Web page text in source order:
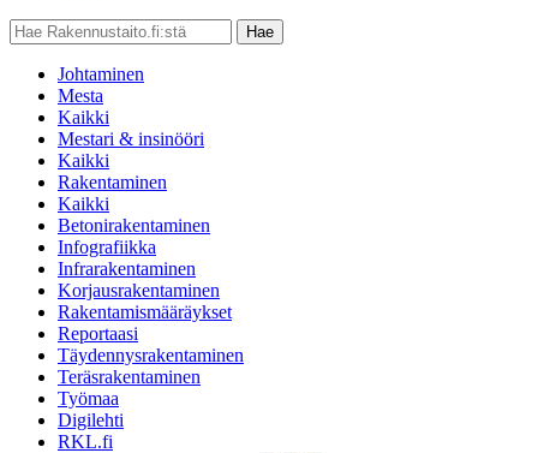
Johtaminen
Mesta
Kaikki
Mestari & insinööri
Kaikki
Rakentaminen
Kaikki
Betonirakentaminen
Infografiikka
Infrarakentaminen
Korjausrakentaminen
Rakentamismääräykset
Reportaasi
Täydennysrakentaminen
Teräsrakentaminen
Työmaa
Digilehti
RKL.fi